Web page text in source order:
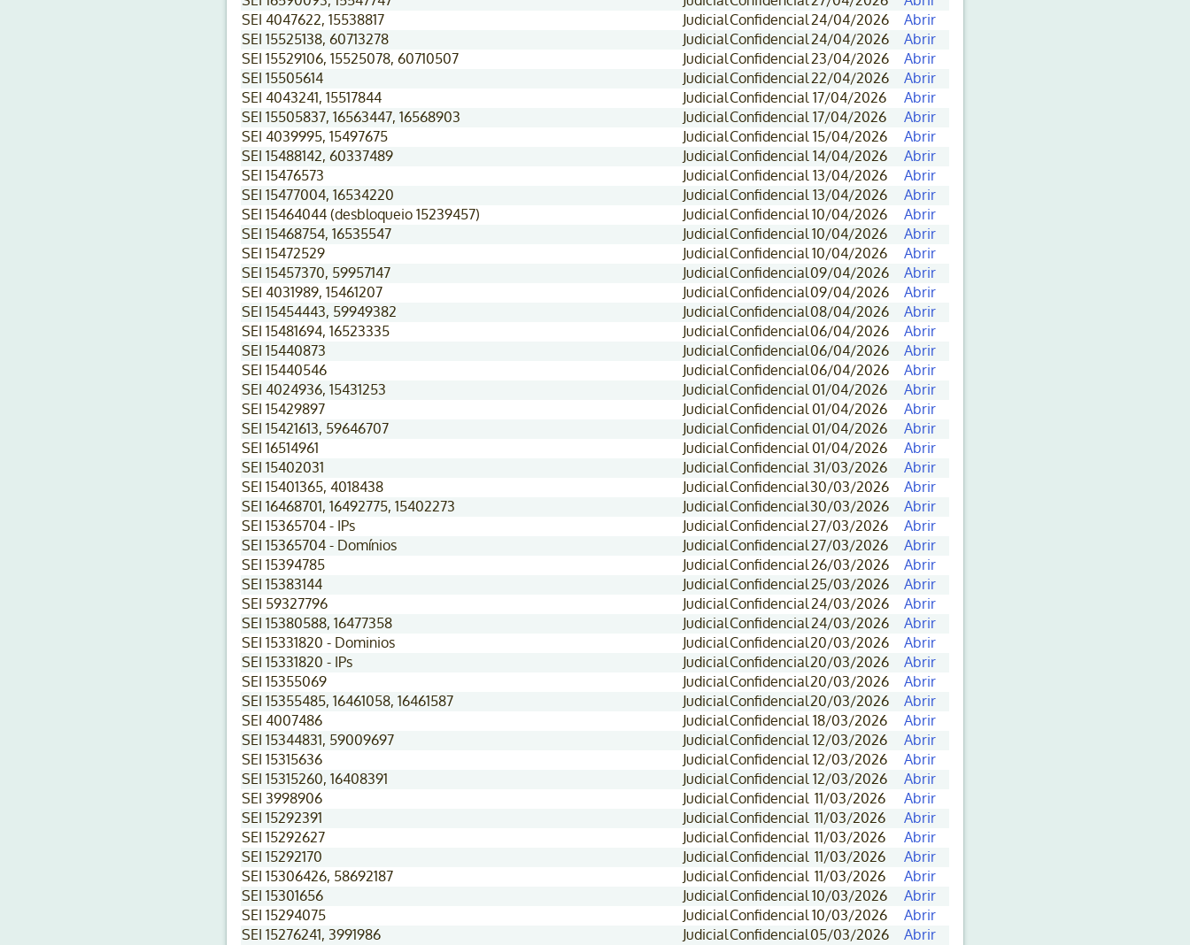
SEI 4047622, 15538817
JudicialConfidencial24/04/2026
Abrir
SEI 15525138, 60713278
JudicialConfidencial24/04/2026
Abrir
SEI 15529106, 15525078, 60710507
JudicialConfidencial23/04/2026
Abrir
SEI 15505614
JudicialConfidencial22/04/2026
Abrir
SEI 4043241, 15517844
JudicialConfidencial 17/04/2026
Abrir
SEI 15505837, 16563447, 16568903
JudicialConfidencial 17/04/2026
Abrir
SEI 4039995, 15497675
JudicialConfidencial 15/04/2026
Abrir
SEI 15488142, 60337489
JudicialConfidencial 14/04/2026
Abrir
SEI 15476573
JudicialConfidencial 13/04/2026
Abrir
SEI 15477004, 16534220
JudicialConfidencial 13/04/2026
Abrir
SEI 15464044 (desbloqueio 15239457)
JudicialConfidencial10/04/2026
Abrir
SEI 15468754, 16535547
JudicialConfidencial10/04/2026
Abrir
SEI 15472529
JudicialConfidencial10/04/2026
Abrir
SEI 15457370, 59957147
JudicialConfidencial09/04/2026
Abrir
SEI 4031989, 15461207
JudicialConfidencial09/04/2026
Abrir
SEI 15454443, 59949382
JudicialConfidencial08/04/2026
Abrir
SEI 15481694, 16523335
JudicialConfidencial06/04/2026
Abrir
SEI 15440873
JudicialConfidencial06/04/2026
Abrir
SEI 15440546
JudicialConfidencial06/04/2026
Abrir
SEI 4024936, 15431253
JudicialConfidencial01/04/2026
Abrir
SEI 15429897
JudicialConfidencial01/04/2026
Abrir
SEI 15421613, 59646707
JudicialConfidencial01/04/2026
Abrir
SEI 16514961
JudicialConfidencial01/04/2026
Abrir
SEI 15402031
JudicialConfidencial 31/03/2026
Abrir
SEI 15401365, 4018438
JudicialConfidencial30/03/2026
Abrir
SEI 16468701, 16492775, 15402273
JudicialConfidencial30/03/2026
Abrir
SEI 15365704 - IPs
JudicialConfidencial27/03/2026
Abrir
SEI 15365704 - Domínios
JudicialConfidencial27/03/2026
Abrir
SEI 15394785
JudicialConfidencial26/03/2026
Abrir
SEI 15383144
JudicialConfidencial25/03/2026
Abrir
SEI 59327796
JudicialConfidencial24/03/2026
Abrir
SEI 15380588, 16477358
JudicialConfidencial24/03/2026
Abrir
SEI 15331820 - Dominios
JudicialConfidencial20/03/2026
Abrir
SEI 15331820 - IPs
JudicialConfidencial20/03/2026
Abrir
SEI 15355069
JudicialConfidencial20/03/2026
Abrir
SEI 15355485, 16461058, 16461587
JudicialConfidencial20/03/2026
Abrir
SEI 4007486
JudicialConfidencial 18/03/2026
Abrir
SEI 15344831, 59009697
JudicialConfidencial 12/03/2026
Abrir
SEI 15315636
JudicialConfidencial 12/03/2026
Abrir
SEI 15315260, 16408391
JudicialConfidencial 12/03/2026
Abrir
SEI 3998906
JudicialConfidencial 11/03/2026
Abrir
SEI 15292391
JudicialConfidencial 11/03/2026
Abrir
SEI 15292627
JudicialConfidencial 11/03/2026
Abrir
SEI 15292170
JudicialConfidencial 11/03/2026
Abrir
SEI 15306426, 58692187
JudicialConfidencial 11/03/2026
Abrir
SEI 15301656
JudicialConfidencial10/03/2026
Abrir
SEI 15294075
JudicialConfidencial10/03/2026
Abrir
SEI 15276241, 3991986
JudicialConfidencial05/03/2026
Abrir